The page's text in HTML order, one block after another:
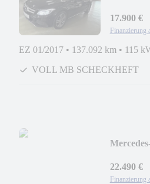
17.900 €
Finanzierung
EZ 01/2017 • 137.092 km • 115
VOLL MB SCHECKHEFT
KAMERA
22.490 €
Finanzierung